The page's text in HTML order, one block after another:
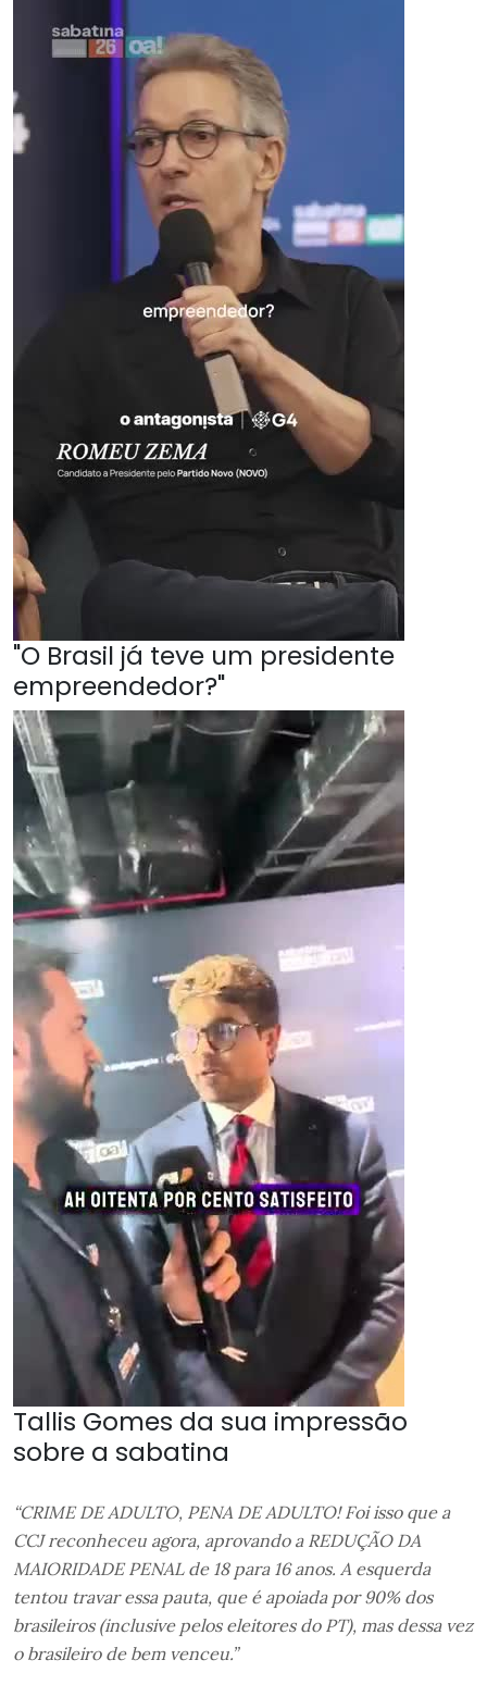
"O Brasil já teve um presidente
empreendedor?"
Tallis Gomes da sua impressão
sobre a sabatina
“CRIME DE ADULTO, PENA DE ADULTO! Foi isso que a
CCJ reconheceu agora, aprovando a REDUÇÃO DA
MAIORIDADE PENAL de 18 para 16 anos. A esquerda
tentou travar essa pauta, que é apoiada por 90% dos
brasileiros (inclusive pelos eleitores do PT), mas dessa vez
o brasileiro de bem venceu.”